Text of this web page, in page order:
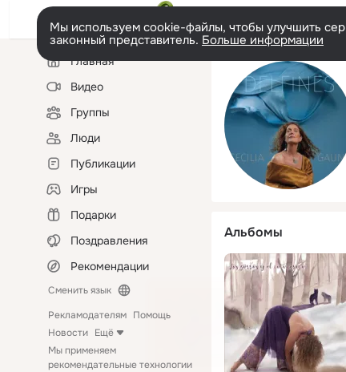
Мы используем cookie-файлы, чтобы улучшить
законный представитель. Больше информации
Левая
колонкаГлавная
Видео
Группы
Люди
Публикации
Игры
Подарки
Поздравления
Рекомендации
Сменить язык
Рекламодателям Помощь
Новости Ещё
Мы применяем
рекомендательные технологии
Альбомы